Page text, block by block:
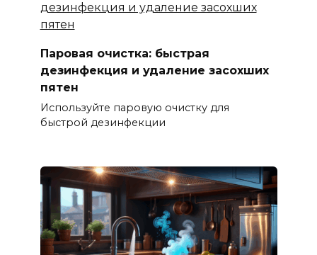
Паровая очистка: быстрая
дезинфекция и удаление засохших
пятен
Используйте паровую очистку для
быстрой дезинфекции